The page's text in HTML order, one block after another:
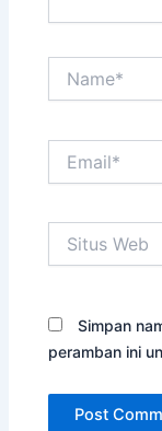
Web
Simpan
peramban ini